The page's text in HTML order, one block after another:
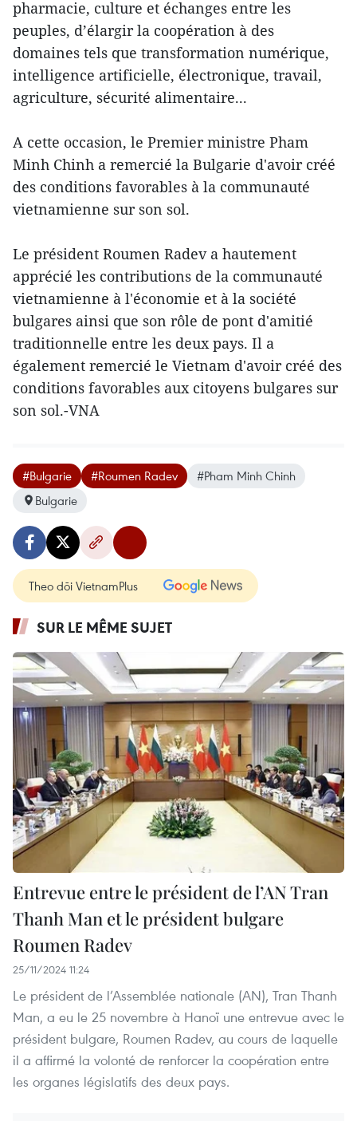
pharmacie, culture et échanges entre les
peuples, d’élargir la coopération à des
domaines tels que transformation numérique,
intelligence artificielle, électronique, travail,
agriculture, sécurité alimentaire...
A cette occasion, le Premier ministre Pham
Minh Chinh a remercié la Bulgarie d'avoir créé
des conditions favorables à la communauté
vietnamienne sur son sol.
Le président Roumen Radev a hautement
apprécié les contributions de la communauté
vietnamienne à l'économie et à la société
bulgares ainsi que son rôle de pont d'amitié
traditionnelle entre les deux pays. Il a
également remercié le Vietnam d'avoir créé des
conditions favorables aux citoyens bulgares sur
son sol.-VNA
#Bulgarie #Roumen Radev
#Pham Minh Chinh
Bulgarie
Theo dõi VietnamPlus
SUR LE MÊME SUJET
Entrevue entre le président de l’AN Tran
Thanh Man et le président bulgare
Roumen Radev
25/11/2024 11:24
Le président de l’Assemblée nationale (AN), Tran Thanh
Man, a eu le 25 novembre à Hanoï une entrevue avec le
président bulgare, Roumen Radev, au cours de laquelle
il a affirmé la volonté de renforcer la coopération entre
les organes législatifs des deux pays.